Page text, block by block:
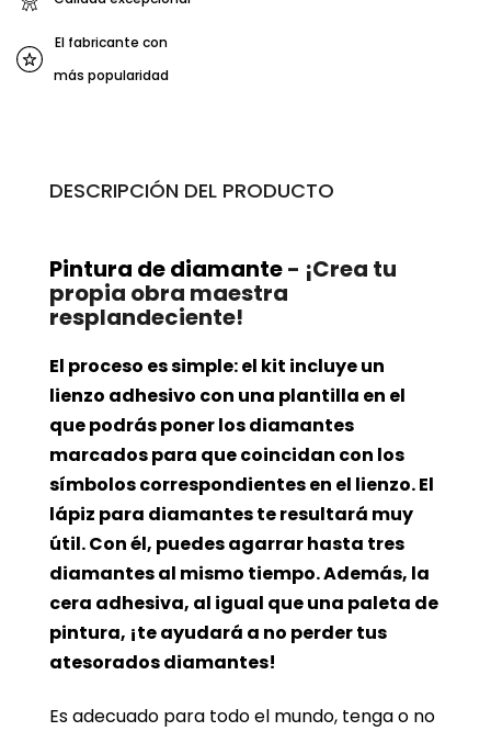
El fabricante con
más popularidad
DESCRIPCIÓN DEL PRODUCTO
Pintura de diamante- ¡Crea tu
propia obra maestra
resplandeciente!
El proceso es simple: el kit incluye un
lienzo adhesivo con una plantilla en el
que podrás poner los diamantes
marcados para que coincidan con los
símbolos correspondientes en el lienzo. El
lápiz para diamantes te resultará muy
útil. Con él, puedes agarrar hasta tres
diamantes al mismo tiempo. Además, la
cera adhesiva, al igual que una paleta de
pintura, ¡te ayudará a no perder tus
atesorados diamantes!
Es adecuado para todo el mundo, tenga o no